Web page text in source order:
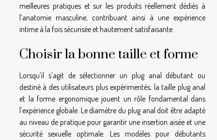
meilleures pratiques et sur les produits réellement dédiés à
l’anatomie masculine, contribuant ainsi à une expérience
intime à la fois sécurisée et hautement satisfaisante.
Choisir la bonne taille et forme
Lorsqu'il s'agit de sélectionner un plug anal débutant ou
destiné à des utilisateurs plus expérimentés, la taille plug anal
et la forme ergonomique jouent un rôle fondamental dans
l'expérience globale. Le diamètre du plug anal doit être adapté
au niveau de pratique pour garantir une insertion aisée et une
sécurité sexuelle optimale. Les modèles pour débutants